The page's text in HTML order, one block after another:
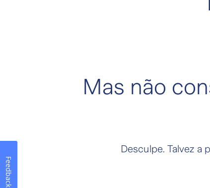
Mas não
Desculpe. Talvez a
Feedback